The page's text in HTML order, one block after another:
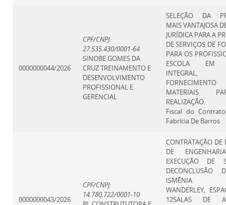
0000000044/2026
CPF/CNPJ:
27.535.430/0001-64
SINOBE GOMES DA
CRUZ TREINAMENTO E
DESENVOLVIMENTO
PROFISSIONAL E
GERENCIAL
SELEÇÃO DA
MAIS VANTAJOSA
JURÍDICA PARA A
DE SERVIÇOS DE
PARA OS
ESCOLA EM
MATERIAIS
REALIZAÇÃO.
Fiscal do
Fabrícia De Barros
0000000043/2026
CPF/CNPJ:
14.780.722/0001-10
CONTRATAÇÃO DE
DE
EXECUÇÃO DE
DECONCLUSÃO
ISMÊNIA
WANDERLEY,
12SALAS DE